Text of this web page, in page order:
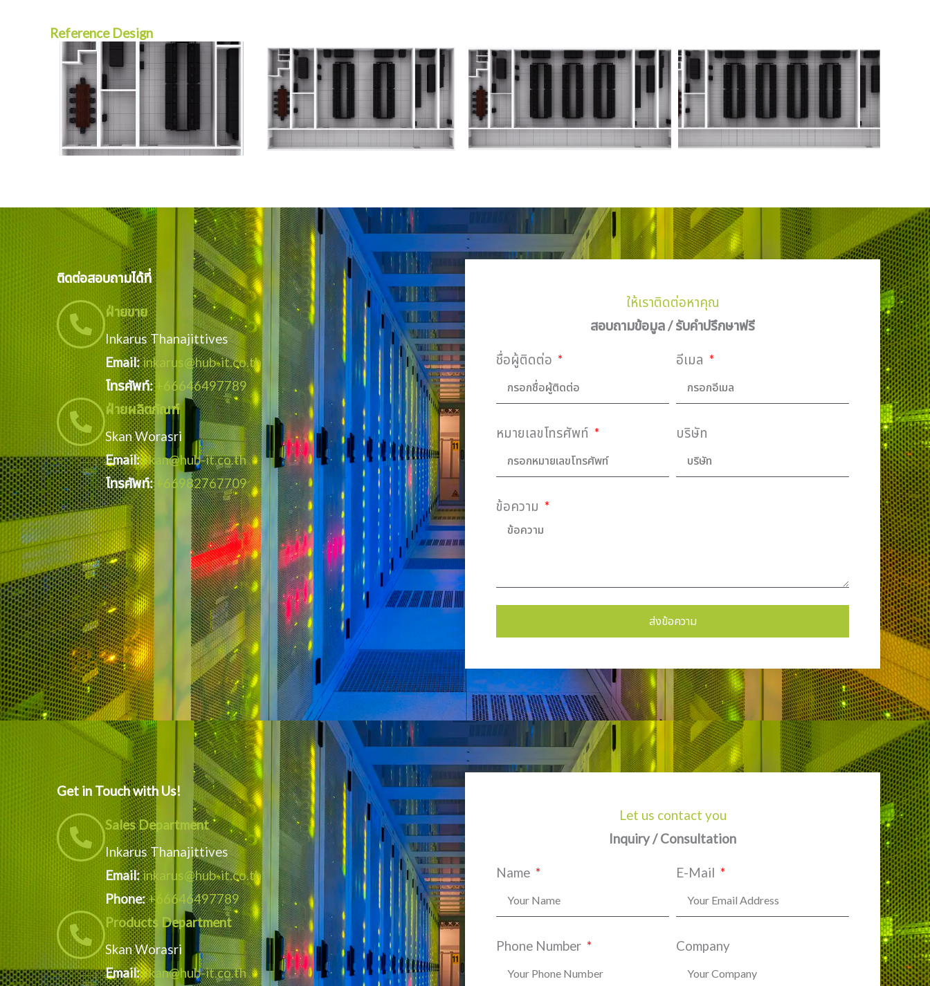
Reference Design
ติดต่อสอบถามได้ที่
ฝ่ายขาย
Inkarus Thanajittives
Email:inkarus@hub-it.co.th
โทรศัพท์:+66646497789
ฝ่ายผลิตภัณฑ์
Skan Worasri
Email:skan@hub-it.co.th
โทรศัพท์: +66982767709
ให้เราติดต่อหาคุณ
สอบถามข้อมูล / รับคำปรึกษาฟรี
ชื่อผู้ติดต่อ อีเมล
หมายเลขโทรศัพท์ บริษัท
ข้อความ
ส่งข้อความ
Get in Touch with Us!
Sales Department
Inkarus Thanajittives
Email:inkarus@hub-it.co.th
Phone:+66646497789
Products Department
Skan Worasri
Email:skan@hub-it.co.th
Let us contact you
Inquiry / Consultation
Name E-Mail
Phone Number Company